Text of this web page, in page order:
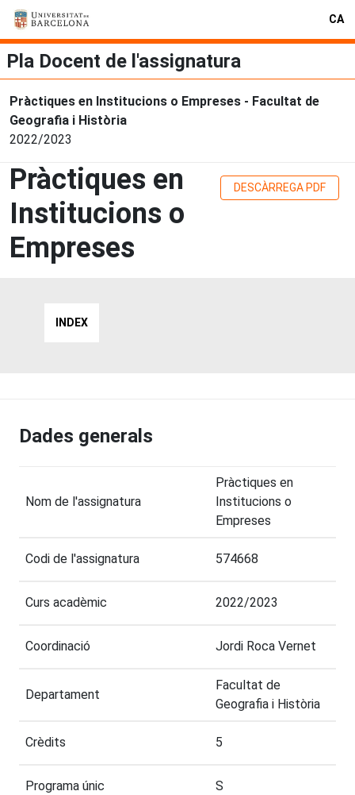
CA
Pla Docent de l'assignatura
Pràctiques en Institucions o Empreses - Facultat de
Geografia i Història
2022/2023
Pràctiques en
Institucions o
Empreses
DESCÀRREGA PDF
INDEX
Dades generals
Nom de l'assignatura
Pràctiques en
Institucions o
Empreses
Codi de l'assignatura 574668
Curs acadèmic 2022/2023
Coordinació Jordi Roca Vernet
Departament
Facultat de
Geografia i Història
Crèdits 5
Programa únic S